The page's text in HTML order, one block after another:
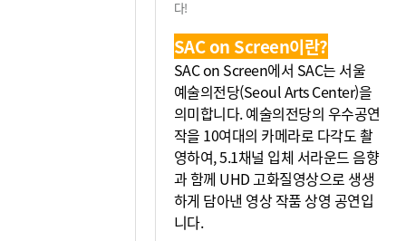
다!
SAC on Screen이란?
SAC on Screen에서 SAC는 서울
예술의전당(Seoul Arts Center)을
의미합니다. 예술의전당의 우수공연
작을 10여대의 카메라로 다각도 촬
영하여, 5.1채널 입체 서라운드 음향
과 함께 UHD 고화질영상으로 생생
하게 담아낸 영상 작품 상영 공연입
니다.